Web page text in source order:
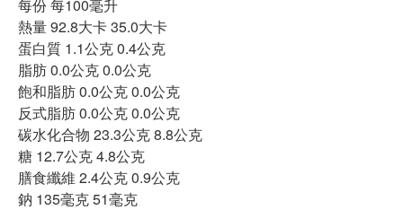
每份 每100毫升
熱量 92.8大卡 35.0大卡
蛋白質 1.1公克 0.4公克
脂肪 0.0公克 0.0公克
飽和脂肪 0.0公克 0.0公克
反式脂肪 0.0公克 0.0公克
碳水化合物 23.3公克 8.8公克
糖 12.7公克 4.8公克
膳食纖維 2.4公克 0.9公克
鈉 135毫克 51毫克